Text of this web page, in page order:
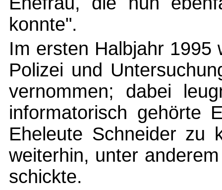
konnte".
Im ersten Halbjahr 1995
Polizei und
vernommen; dabei
informatorisch gehörte
Eheleute Schneider zu
weiterhin, unter
schickte.